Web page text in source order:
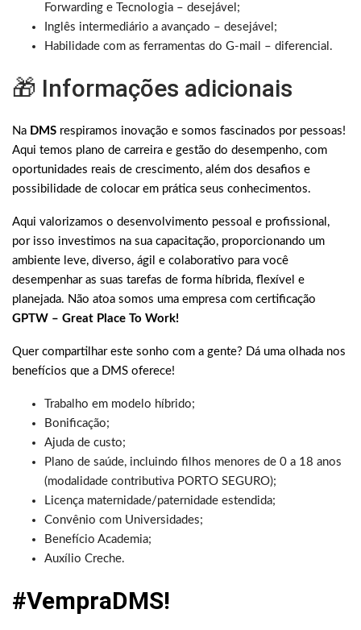
Forwarding e Tecnologia – desejável;
Inglês intermediário a avançado – desejável;
Habilidade com as ferramentas do G-mail – diferencial.
🎁 Informações adicionais
Na DMS respiramos inovação e somos fascinados por pessoas!
Aqui temos plano de carreira e gestão do desempenho, com
oportunidades reais de crescimento, além dos desafios e
possibilidade de colocar em prática seus conhecimentos.
Aqui valorizamos o desenvolvimento pessoal e profissional,
por isso investimos na sua capacitação, proporcionando um
ambiente leve, diverso, ágil e colaborativo para você
desempenhar as suas tarefas de forma híbrida, flexível e
planejada. Não atoa somos uma empresa com certificação
GPTW – Great Place To Work!
Quer compartilhar este sonho com a gente? Dá uma olhada nos
benefícios que a DMS oferece!
Trabalho em modelo híbrido;
Bonificação;
Ajuda de custo;
Plano de saúde, incluindo filhos menores de 0 a 18 anos
(modalidade contributiva PORTO SEGURO);
Licença maternidade/paternidade estendida;
Convênio com Universidades;
Benefício Academia;
Auxílio Creche.
#VempraDMS!